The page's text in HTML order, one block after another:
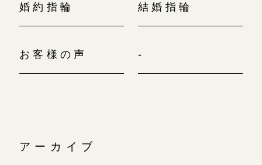
婚約指輪 結婚指輪
お客様の声 -
アーカイブ